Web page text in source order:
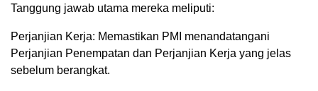
Tanggung jawab utama mereka meliputi:
Perjanjian Kerja: Memastikan PMI menandatangani
Perjanjian Penempatan dan Perjanjian Kerja yang jelas
sebelum berangkat.